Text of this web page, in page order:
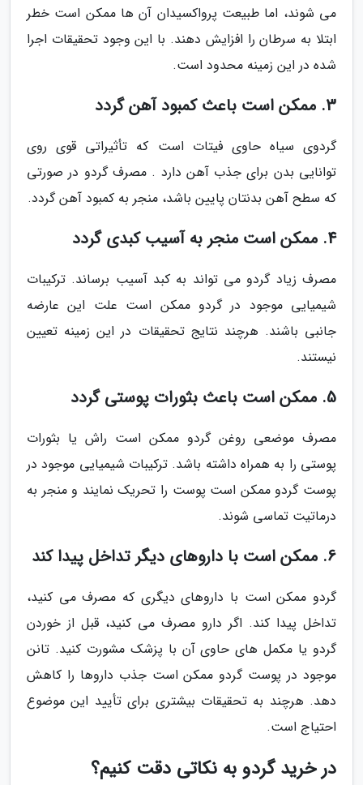
می شوند، اما طبیعت پرواکسیدان آن ها ممکن است خطر
ابتلا به سرطان را افزایش دهند. با این وجود تحقیقات اجرا
شده در این زمینه محدود است.
3. ممکن است باعث کمبود آهن گردد
گردوی سیاه حاوی فیتات است که تأثیراتی قوی روی
توانایی بدن برای جذب آهن دارد . مصرف گردو در صورتی
که سطح آهن بدنتان پایین باشد، منجر به کمبود آهن گردد.
4. ممکن است منجر به آسیب کبدی گردد
مصرف زیاد گردو می تواند به کبد آسیب برساند. ترکیبات
شیمیایی موجود در گردو ممکن است علت این عارضه
جانبی باشند. هرچند نتایج تحقیقات در این زمینه تعیین
نیستند.
5. ممکن است باعث بثورات پوستی گردد
مصرف موضعی روغن گردو ممکن است راش یا بثورات
پوستی را به همراه داشته باشد. ترکیبات شیمیایی موجود در
پوست گردو ممکن است پوست را تحریک نمایند و منجر به
درماتیت تماسی شوند.
6. ممکن است با داروهای دیگر تداخل پیدا کند
گردو ممکن است با داروهای دیگری که مصرف می کنید،
تداخل پیدا کند. اگر دارو مصرف می کنید، قبل از خوردن
گردو یا مکمل های حاوی آن با پزشک مشورت کنید. تانن
موجود در پوست گردو ممکن است جذب داروها را کاهش
دهد. هرچند به تحقیقات بیشتری برای تأیید این موضوع
احتیاج است.
در خرید گردو به نکاتی دقت کنیم؟